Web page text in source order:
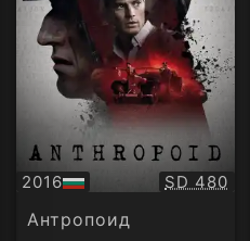
2016
БГ
аудио
Качество:
SD 480
Антропоид